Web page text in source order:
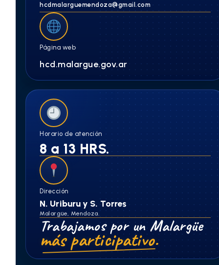
hcdmalarguemendoza@gmail.com
Página web
hcd.malargue.gov.ar
Horario de atención
8 a 13 HRS.
Dirección
N. Uriburu y S. Torres
Malargüe, Mendoza.
Trabajamos por un Malargüe
más participativo.